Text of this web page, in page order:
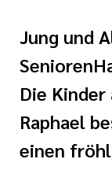
II
Jung und
Die
Raphael
einen